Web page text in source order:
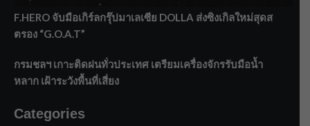
F.HERO จับมือเกิร์ลกรุ๊ปมาเลเซีย DOLLA ส่งซิงเกิลใหม่สุดส
ตรอง “G.O.A.T”
กรมชลฯ เกาะติดฝนทั่วประเทศ เตรียมเครื่องจักรรับมือน้ำ
หลาก เฝ้าระวังพื้นที่เสี่ยง
Categories